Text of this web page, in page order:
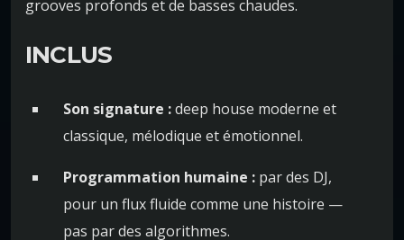
grooves profonds et de basses chaudes.
INCLUS
Son signature :deep house moderne et
classique, mélodique et émotionnel.
Programmation humaine : par des DJ,
pour un flux fluide comme une histoire —
pas par des algorithmes.